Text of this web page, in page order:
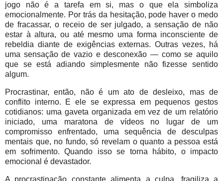
jogo não é a tarefa em si, mas o que ela simboliza
emocionalmente. Por trás da hesitação, pode haver o medo
de fracassar, o receio de ser julgado, a sensação de não
estar à altura, ou até mesmo uma forma inconsciente de
rebeldia diante de exigências externas. Outras vezes, há
uma sensação de vazio e desconexão — como se aquilo
que se está adiando simplesmente não fizesse sentido
algum.
Procrastinar, então, não é um ato de desleixo, mas de
conflito interno. E ele se expressa em pequenos gestos
cotidianos: uma gaveta organizada em vez de um relatório
iniciado, uma maratona de vídeos no lugar de um
compromisso enfrentado, uma sequência de desculpas
mentais que, no fundo, só revelam o quanto a pessoa está
em sofrimento. Quando isso se torna hábito, o impacto
emocional é devastador.
A procrastinação constante alimenta a culpa, fragiliza a